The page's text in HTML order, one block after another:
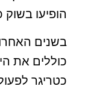
הופיעו
בשנים
כוללים את
כטריגר